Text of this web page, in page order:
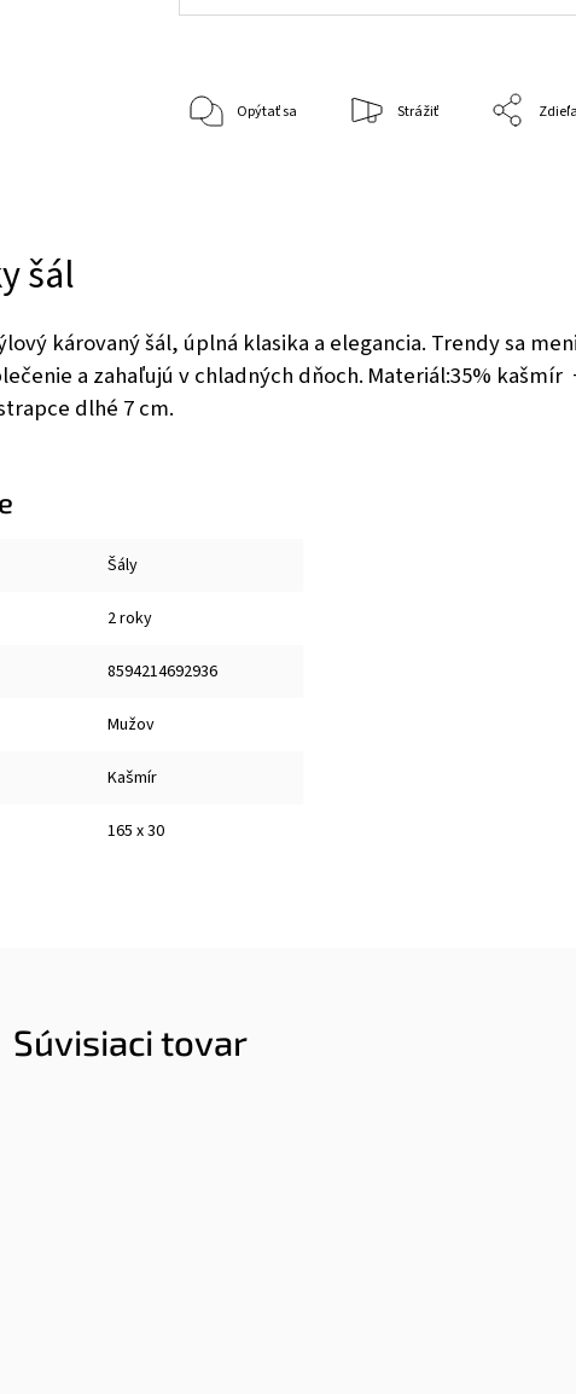
Opýtať sa Strážiť
šál
károvaný šál, úplná klasika a elegancia. Trendy sa
a zahaľujú v chladných dňoch. Materiál:35% kašmír
dlhé 7 cm.
Šály
2 roky
8594214692936
Mužov
Kašmír
165 x 30
Súvisiaci tovar